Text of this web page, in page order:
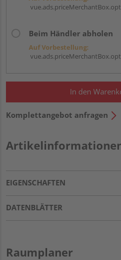
Beim Händler abholen
Auf Vorbestellung:
In den
Komplettangebot anfragen
EIGENSCHAFTEN
DATENBLÄTTER
Raumplaner